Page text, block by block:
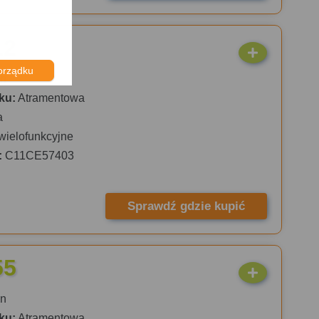
Atramentowa
C11CE57403
Sprawdź gdzie kupić